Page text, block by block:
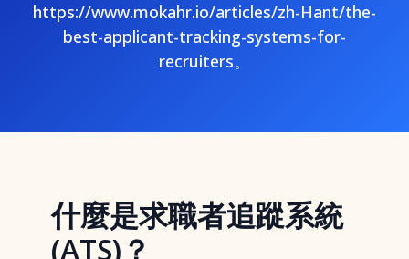
https://www.mokahr.io/articles/zh-Hant/the-
best-applicant-tracking-systems-for-
recruiters。
什麼是求職者追蹤系統
(ATS)？